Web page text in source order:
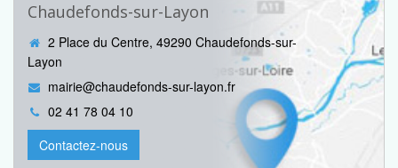
Chaudefonds-sur-Layon
2 Place du Centre, 49290 Chaudefonds-sur-
Layon
mairie@chaudefonds-sur-layon.fr
02 41 78 04 10
Contactez-nous